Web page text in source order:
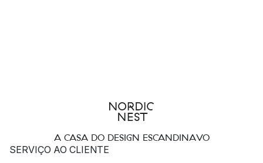
A CASA DO DESIGN ESCANDINAVO
SERVIÇO AO CLIENTE